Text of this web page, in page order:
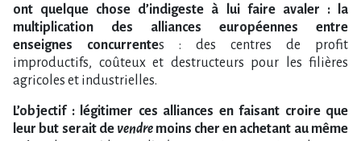
ont quelque chose d’indigeste à lui faire avaler : la
multiplication des alliances européennes entre
enseignes concurrentes : des centres de profit
improductifs, coûteux et destructeurs pour les filières
agricoles et industrielles.
L’objectif : légitimer ces alliances en faisant croire que
leur but serait de vendre moins cher en achetant au même